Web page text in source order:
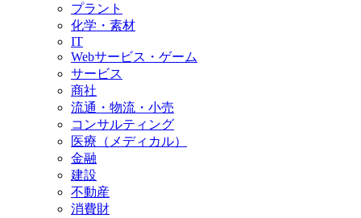
プラント
化学・素材
IT
Webサービス・ゲーム
サービス
商社
流通・物流・小売
コンサルティング
医療（メディカル）
金融
建設
不動産
消費財